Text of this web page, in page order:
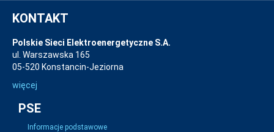
KONTAKT
Polskie Sieci Elektroenergetyczne S.A.
ul. Warszawska 165
05-520 Konstancin-Jeziorna
więcej
PSE
Informacje podstawowe